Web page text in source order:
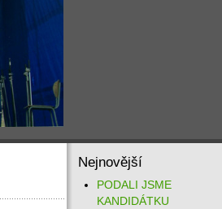
Nejnovější
PODALI JSME
KANDIDÁTKU